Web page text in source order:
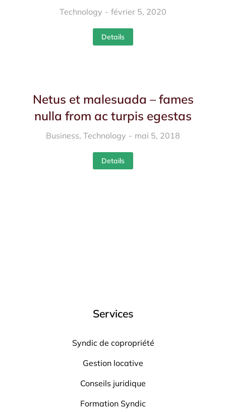
Technology février 5, 2020
Details
Netus et malesuada – fames
nulla from ac turpis egestas
Business, Technology mai 5, 2018
Details
Services
Syndic de copropriété
Gestion locative
Conseils juridique
Formation Syndic